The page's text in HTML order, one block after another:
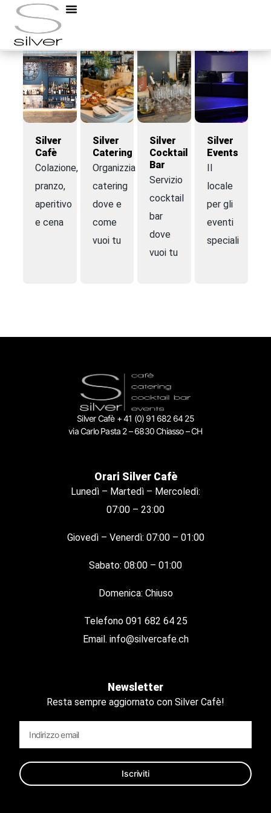
Silver
Cafè
Colazione,
pranzo,
aperitivo
e cena
Silver
Catering
Organizziamo
catering
dove e
come
vuoi tu
Silver
Cocktail
Bar
Servizio
cocktail
bar
dove
vuoi tu
Silver
Events
Il
locale
per gli
eventi
speciali
Silver Cafè + 41 (0) 91 682 64 25
via Carlo Pasta 2 – 6830 Chiasso – CH
Orari Silver Cafè
Lunedì – Martedì – Mercoledì:
07:00 – 23:00
Giovedì – Venerdì: 07:00 – 01:00
Sabato: 08:00 – 01:00
Domenica: Chiuso
Telefono 091 682 64 25
Email. info@silvercafe.ch
Newsletter
Resta sempre aggiornato con Silver Cafè!
Iscriviti